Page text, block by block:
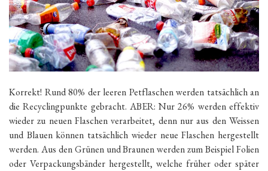
Korrekt! Rund 80% der leeren Petflaschen werden tatsächlich an
die Recyclingpunkte gebracht. ABER: Nur 26% werden effektiv
wieder zu neuen Flaschen verarbeitet, denn nur aus den Weissen
und Blauen können tatsächlich wieder neue Flaschen hergestellt
werden. Aus den Grünen und Braunen werden zum Beispiel Folien
oder Verpackungsbänder hergestellt, welche früher oder später